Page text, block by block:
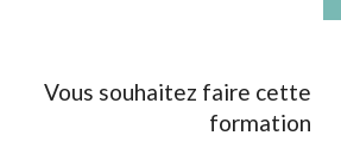
Vous souhaitez faire cette
formation